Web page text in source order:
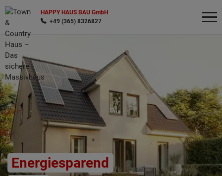
HAPPY HAUS BAU GmbH
+49 (365) 8326827
Energiesparend
Wonach möchten Sie suchen?